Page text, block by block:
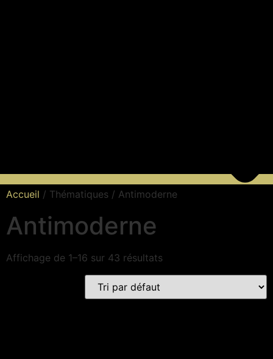
Accueil / Thématiques / Antimoderne
Antimoderne
Affichage de 1–16 sur 43 résultats